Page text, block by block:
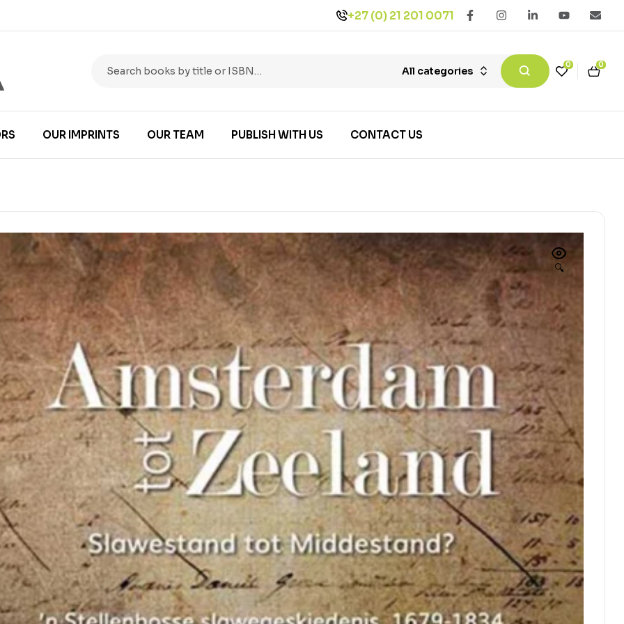
+27 (0) 21 201 0071
All categories
0 0
OUR IMPRINTS OUR TEAM PUBLISH WITH US CONTACT US
🔍